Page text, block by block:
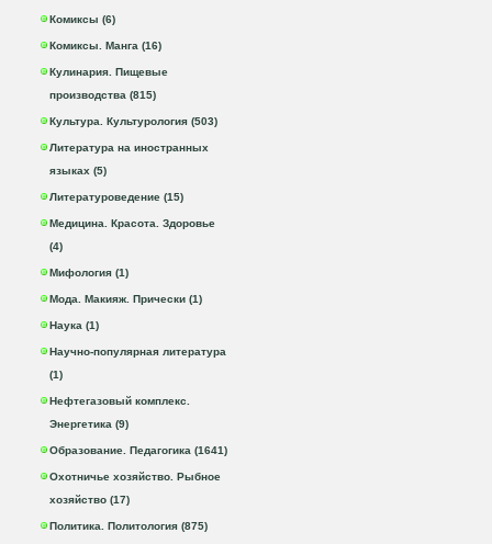
Комиксы (6)
Комиксы. Манга (16)
Кулинария. Пищевые
производства (815)
Культура. Культурология (503)
Литература на иностранных
языках (5)
Литературоведение (15)
Медицина. Красота. Здоровье
(4)
Мифология (1)
Мода. Макияж. Прически (1)
Наука (1)
Научно-популярная литература
(1)
Нефтегазовый комплекс.
Энергетика (9)
Образование. Педагогика (1641)
Охотничье хозяйство. Рыбное
хозяйство (17)
Политика. Политология (875)